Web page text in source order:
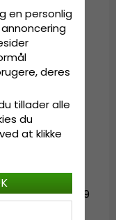
et par
cm. Large - 59
en personlig
deres
tillader alle
du
at klikke